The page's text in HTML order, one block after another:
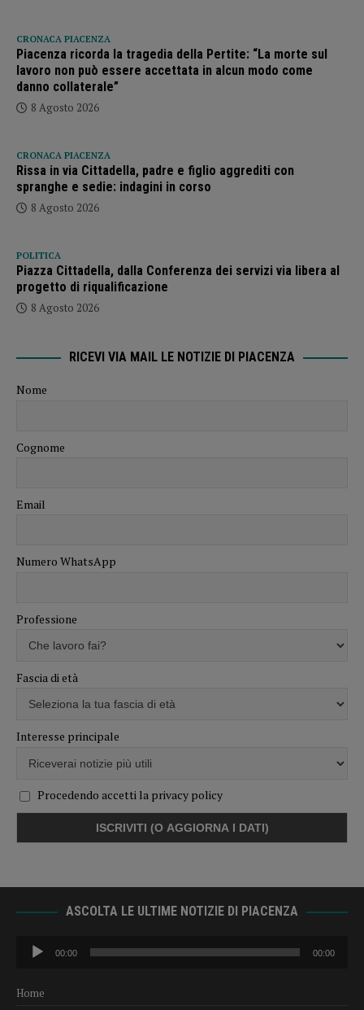
CRONACA PIACENZA
Piacenza ricorda la tragedia della Pertite: “La morte sul
lavoro non può essere accettata in alcun modo come
danno collaterale”
8 Agosto 2026
CRONACA PIACENZA
Rissa in via Cittadella, padre e figlio aggrediti con
spranghe e sedie: indagini in corso
8 Agosto 2026
POLITICA
Piazza Cittadella, dalla Conferenza dei servizi via libera al
progetto di riqualificazione
8 Agosto 2026
RICEVI VIA MAIL LE NOTIZIE DI PIACENZA
Nome
Cognome
Email
Numero WhatsApp
Professione
Fascia di età
Interesse principale
Procedendo accetti la privacy policy
ASCOLTA LE ULTIME NOTIZIE DI PIACENZA
Audio
Player
00:00 00:00
Home